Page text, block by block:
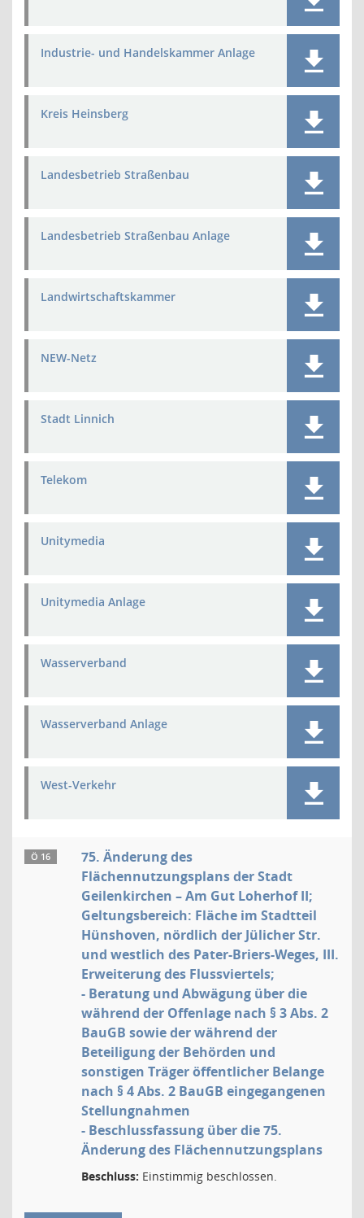
Industrie- und Handelskammer Anlage
Kreis Heinsberg
Landesbetrieb Straßenbau
Landesbetrieb Straßenbau Anlage
Landwirtschaftskammer
NEW-Netz
Stadt Linnich
Telekom
Unitymedia
Unitymedia Anlage
Wasserverband
Wasserverband Anlage
West-Verkehr
Ö 16
75. Änderung des
Flächennutzungsplans der Stadt
Geilenkirchen – Am Gut Loherhof II;
Geltungsbereich: Fläche im Stadtteil
Hünshoven, nördlich der Jülicher Str.
und westlich des Pater-Briers-Weges, III.
Erweiterung des Flussviertels;
- Beratung und Abwägung über die
während der Offenlage nach § 3 Abs. 2
BauGB sowie der während der
Beteiligung der Behörden und
sonstigen Träger öffentlicher Belange
nach § 4 Abs. 2 BauGB eingegangenen
Stellungnahmen
- Beschlussfassung über die 75.
Änderung des Flächennutzungsplans
Beschluss: Einstimmig beschlossen.